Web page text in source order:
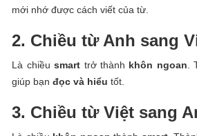
mới nhớ được cách viết của từ.
2. Chiều từ Anh sang
Là chiềusmart trở thành khôn ngoan.
giúp bạnđọc và hiểu tốt.
3. Chiều từ Việt sang